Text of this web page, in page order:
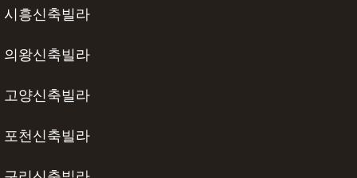
시흥신축빌라
의왕신축빌라
고양신축빌라
포천신축빌라